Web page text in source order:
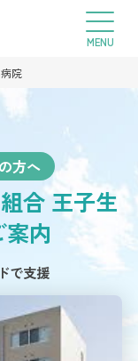
院
方へ
合 王子生
内
で支援